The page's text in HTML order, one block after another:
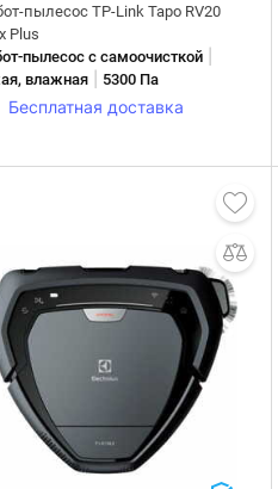
пылесос TP-Link Tapo RV20
Plus
пылесос с самоочисткой
влажная 5300 Па
Бесплатная доставка